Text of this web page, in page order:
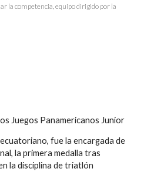
la competencia, equipo dirigido por la
Juegos Panamericanos Junior
fue la encargada de
la primera medalla tras
la disciplina de triatlón